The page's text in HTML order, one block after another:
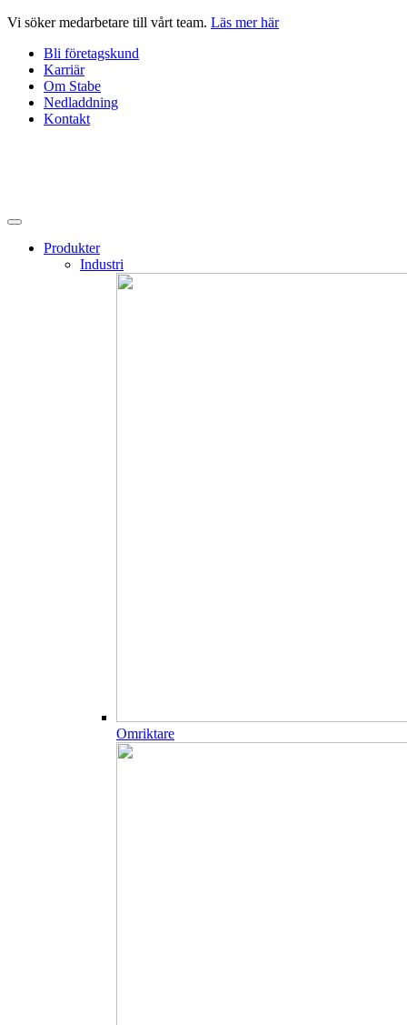
Hoppa
innehåll
Vi söker medarbetare till vårt team. Läs mer här
Bli företagskund
Karriär
Om Stabe
Nedladdning
Kontakt
Produkter
Industri
Omriktare